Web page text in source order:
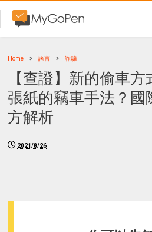
Home 謠言 詐騙
【查證】新的偷車
張紙的竊車手法？國
方解析
2021/8/26